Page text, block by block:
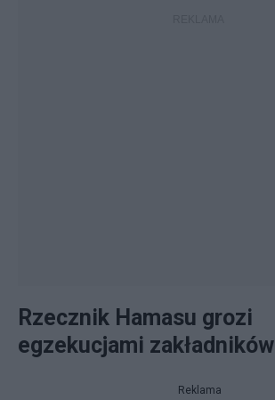
Rzecznik Hamasu grozi
egzekucjami zakładników
Reklama